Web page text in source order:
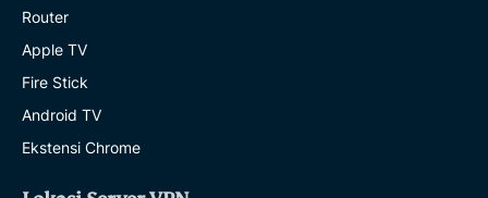
Router
Apple TV
Fire Stick
Android TV
Ekstensi Chrome